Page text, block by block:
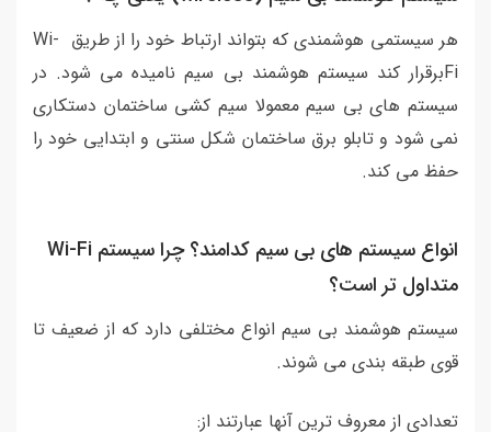
هر سیستمی هوشمندی که بتواند ارتباط خود را از طریق Wi-
Fiبرقرار کند سیستم هوشمند بی سیم نامیده می شود. در
سیستم های بی سیم معمولا سیم کشی ساختمان دستکاری
نمی شود و تابلو برق ساختمان شکل سنتی و ابتدایی خود را
حفظ می کند.
انواع سیستم های بی سیم کدامند؟ چرا سیستم Wi-Fi
متداول تر است؟
سیستم هوشمند بی سیم انواع مختلفی دارد که از ضعیف تا
قوی طبقه بندی می شوند.
تعدادی از معروف ترین آنها عبارتند از: